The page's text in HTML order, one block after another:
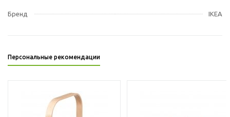
Бренд IKEA
Персональные рекомендации